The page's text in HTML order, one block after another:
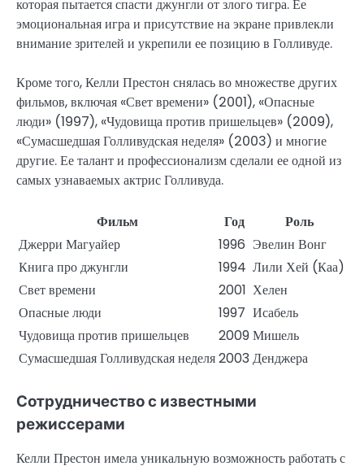
которая пытается спасти джунгли от злого тигра. Ее
эмоциональная игра и присутствие на экране привлекли
внимание зрителей и укрепили ее позицию в Голливуде.
Кроме того, Келли Престон снялась во множестве других
фильмов, включая «Свет времени» (2001), «Опасные
люди» (1997), «Чудовища против пришельцев» (2009),
«Сумасшедшая Голливудская неделя» (2003) и многие
другие. Ее талант и профессионализм сделали ее одной из
самых узнаваемых актрис Голливуда.
Фильм Год
Роль
Джерри Магуайер
1996 Эвелин Вонг
Книга про джунгли
1994 Лили Хей (Каа)
Свет времени
2001 Хелен
Опасные люди
1997 Исабель
Чудовища против пришельцев
2009Мишель
Сумасшедшая Голливудская неделя2003 Денджера
Сотрудничество с известными
режиссерами
Келли Престон имела уникальную возможность работать с